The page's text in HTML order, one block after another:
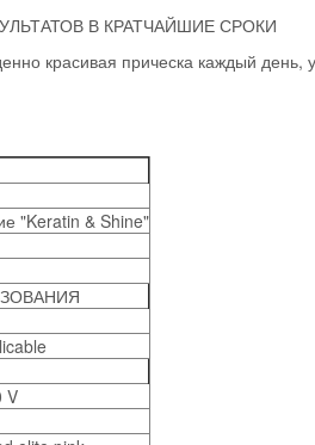
В КРАТЧАЙШИЕ СРОКИ
красивая прическа каждый день,
"Keratin & Shine"
V